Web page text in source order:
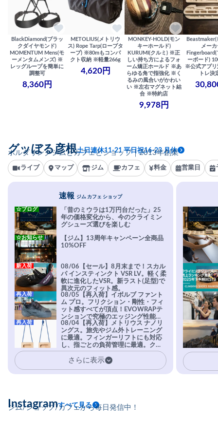
BlackDiamond(ブラッ
クダイヤモンド)
MOMENTUM Mens(モ
ーメンタムメンズ) ※
レッグループを簡単に
調整可
8,360円
METOLIUS(メトリウ
ス) Rope Tarp(ロープタ
ープ) ※80mもコンパ
クト収納 ※軽量266g
4,620円
MONKEY-HOLD(モン
キーホールド)
KURUMI(クルミ) ※正
しい持ち方によるフォ
ーム矯正ホールド ※あ
らゆる角で指強化 ※く
るみの風合いがかわい
い ※左右マグネット結
合 ※特約店
9,978円
メーカ
ーボード)
※公式アプ
トレ決
ボルダリングジムとカフェとショップ｜2013年創業
グッぼる彦根土日連休11-21 平日祝16-23 月休
ライブ マップ ジム カフェ 料金 営業日
速報 ジム カフェ ショップ
「昔のミウラは1万円台だった」25
年の価格変化から、今のクライミン
グシューズ選びを楽しむ
☆ブログ
【ジム】13周年キャンペーン全商品
10%OFF
☆お知らせ
08/06【セール】8月末まで！スカル
パ インスティンクト VSR LV。軽く柔
軟に進化したVSR。新ラスト(足型)で
異次元のフィット感。
新入荷
08/05【再入荷】イボルブ ファント
ム プロ。フリクション・剛性・フィ
ット感すべてが頂点！EVOWRAPテ
ンションで究極のエッジング性能を
実現。進化系ラバーEvo-74はTRAX
を凌駕する粘着力で極小ホールドに
安心感。
再入荷
08/04【再入荷】メトリウス ナノリ
ングス。旅先やジム外トレーニング
に最適。フィンガーリフトにも対応
し、指ごとの負荷管理に最適。クラ
イマーの指を本気で鍛えるギア。
再入荷
さらに表示
ジム/ショップ/カフェから毎日発信中！
Instagramすべて見る